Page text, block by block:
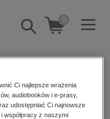
Pokaż/schowaj
wyszukiwarkę
0
Ci najlepsze wrażenia
audiobooków i e-prasy,
udostępniać Ci najnowsze
współpracy z naszymi